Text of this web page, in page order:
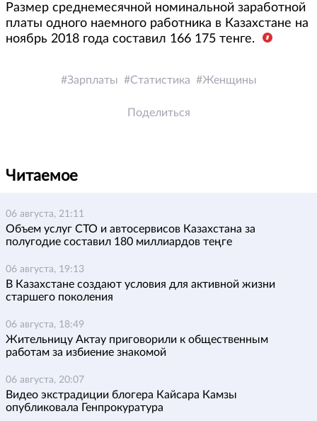
Размер среднемесячной номинальной заработной
платы одного наемного работника в Казахстане на
ноябрь 2018 года составил 166 175 тенге.
Зарплаты Статистика Женщины
Поделиться
Читаемое
06 августа, 21:11
Объем услуг СТО и автосервисов Казахстана за
полугодие составил 180 миллиардов теңге
06 августа, 19:13
В Казахстане создают условия для активной жизни
старшего поколения
06 августа, 18:49
Жительницу Актау приговорили к общественным
работам за избиение знакомой
06 августа, 20:07
Видео экстрадиции блогера Кайсара Камзы
опубликовала Генпрокуратура